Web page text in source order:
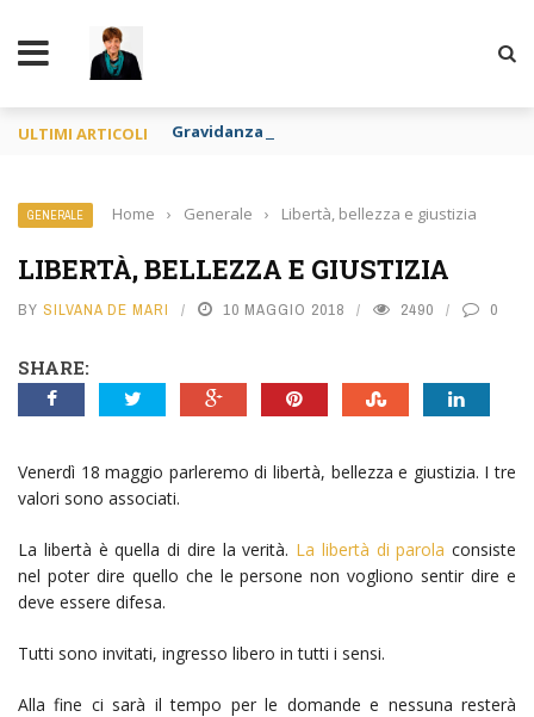
ULTIMI ARTICOLI Gravidanza per altri e apologia di pedofilia
GENERALE Home › Generale › Libertà, bellezza e giustizia
LIBERTÀ, BELLEZZA E GIUSTIZIA
BY SILVANA DE MARI 10 MAGGIO 2018 2490 0
SHARE:
Venerdì 18 maggio parleremo di libertà, bellezza e giustizia. I tre
valori sono associati.
La libertà è quella di dire la verità. La libertà di parola consiste
nel poter dire quello che le persone non vogliono sentir dire e
deve essere difesa.
Tutti sono invitati, ingresso libero in tutti i sensi.
Alla fine ci sarà il tempo per le domande e nessuna resterà